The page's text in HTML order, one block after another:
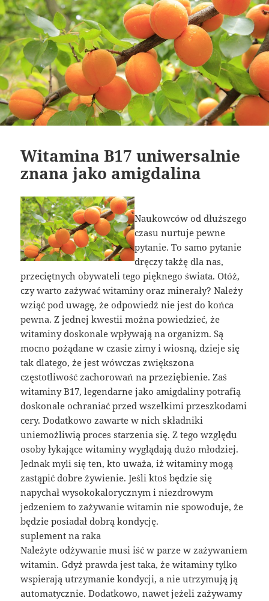
Witamina B17 uniwersalnie
znana jako amigdalina
Naukowców od dłuższego
czasu nurtuje pewne
pytanie. To samo pytanie
dręczy takżę dla nas,
przeciętnych obywateli tego pięknego świata. Otóż,
czy warto zażywać witaminy oraz minerały? Należy
wziąć pod uwagę, że odpowiedź nie jest do końca
pewna. Z jednej kwestii można powiedzieć, że
witaminy doskonale wpływają na organizm. Są
mocno pożądane w czasie zimy i wiosną, dzieje się
tak dlatego, że jest wówczas zwiększona
częstotliwość zachorowań na przeziębienie. Zaś
witaminy B17, legendarne jako amigdaliny potrafią
doskonale ochraniać przed wszelkimi przeszkodami
cery. Dodatkowo zawarte w nich składniki
uniemożliwią proces starzenia się. Z tego względu
osoby łykające witaminy wyglądają dużo młodziej.
Jednak myli się ten, kto uważa, iż witaminy mogą
zastąpić dobre żywienie. Jeśli ktoś będzie się
napychał wysokokalorycznym i niezdrowym
jedzeniem to zażywanie witamin nie spowoduje, że
będzie posiadał dobrą kondycję.
suplement na raka
Należyte odżywanie musi iść w parze w zażywaniem
witamin. Gdyż prawda jest taka, że witaminy tylko
wspierają utrzymanie kondycji, a nie utrzymują ją
automatycznie. Dodatkowo, nawet jeżeli zażywamy